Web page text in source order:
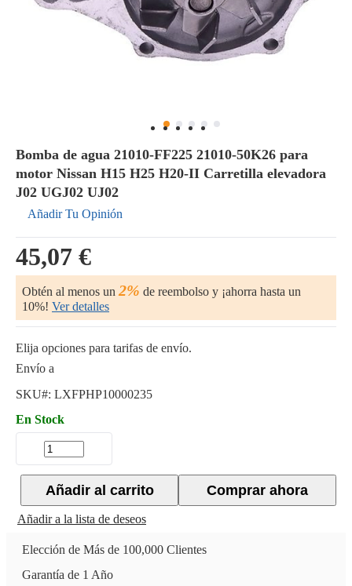
Bomba de agua 21010-FF225 21010-50K26 para
motor Nissan H15 H25 H20-II Carretilla elevadora
J02 UGJ02 UJ02
Añadir Tu Opinión
45,07 €
Obtén al menos un 2% de reembolso y ¡ahorra hasta un
10%! Ver detalles
Elija opciones para tarifas de envío.
Envío a
SKU#: LXFPHP10000235
En Stock
Comprar ahora
Añadir al carrito
Añadir a la lista de deseos
Elección de Más de 100,000 Clientes
Garantía de 1 Año